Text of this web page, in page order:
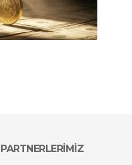
PARTNERLERİMİZ